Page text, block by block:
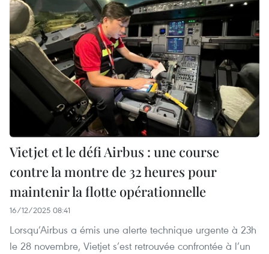
Vietjet et le défi Airbus : une course
contre la montre de 32 heures pour
maintenir la flotte opérationnelle
16/12/2025 08:41
Lorsqu’Airbus a émis une alerte technique urgente à 23h
le 28 novembre, Vietjet s’est retrouvée confrontée à l’un